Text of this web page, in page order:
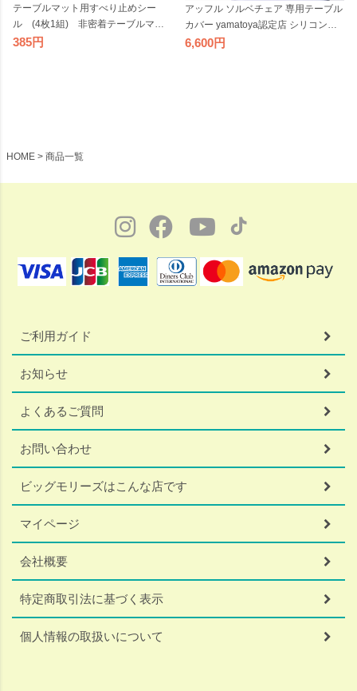
テーブルマット用すべり止めシー
ル (4枚1組) 非密着テーブルマッ
ト用 アクリル板マット用 滑り止め
385
アッフル ソルベチェア 専用テーブル
カバー yamatoya認定店 シリコン製
汚れ防止 傷防止 テーブルマット お
6,600
HOME 商品一覧
ご利用ガイド
お知らせ
よくあるご質問
お問い合わせ
ビッグモリーズはこんな店です
マイページ
会社概要
特定商取引法に基づく表示
個人情報の取扱いについて